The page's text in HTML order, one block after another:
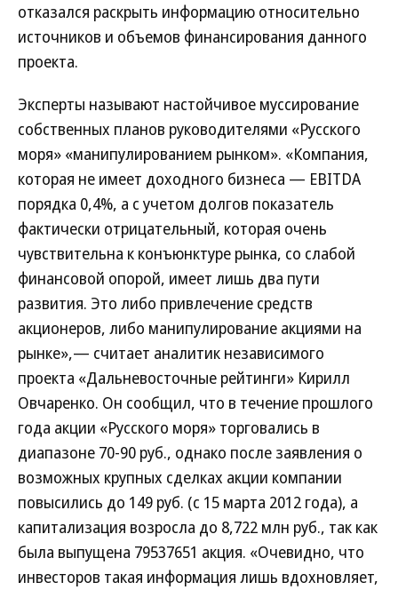
отказался раскрыть информацию относительно
источников и объемов финансирования данного
проекта.
Эксперты называют настойчивое муссирование
собственных планов руководителями «Русского
моря» «манипулированием рынком». «Компания,
которая не имеет доходного бизнеса — EBITDA
порядка 0,4%, а с учетом долгов показатель
фактически отрицательный, которая очень
чувствительна к конъюнктуре рынка, со слабой
финансовой опорой, имеет лишь два пути
развития. Это либо привлечение средств
акционеров, либо манипулирование акциями на
рынке»,— считает аналитик независимого
проекта «Дальневосточные рейтинги» Кирилл
Овчаренко. Он сообщил, что в течение прошлого
года акции «Русского моря» торговались в
диапазоне 70-90 руб., однако после заявления о
возможных крупных сделках акции компании
повысились до 149 руб. (с 15 марта 2012 года), а
капитализация возросла до 8,722 млн руб., так как
была выпущена 79537651 акция. «Очевидно, что
инвесторов такая информация лишь вдохновляет,